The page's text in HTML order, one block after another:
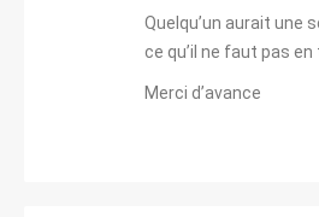
Quelqu’un aurait une
ce qu’il ne faut pas
Merci d’avance